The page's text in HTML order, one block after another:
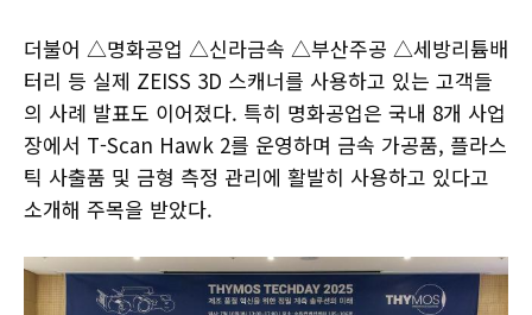
더불어 △명화공업 △신라금속 △부산주공 △세방리튬배
터리 등 실제 ZEISS 3D 스캐너를 사용하고 있는 고객들
의 사례 발표도 이어졌다. 특히 명화공업은 국내 8개 사업
장에서 T-Scan Hawk 2를 운영하며 금속 가공품, 플라스
틱 사출품 및 금형 측정 관리에 활발히 사용하고 있다고
소개해 주목을 받았다.